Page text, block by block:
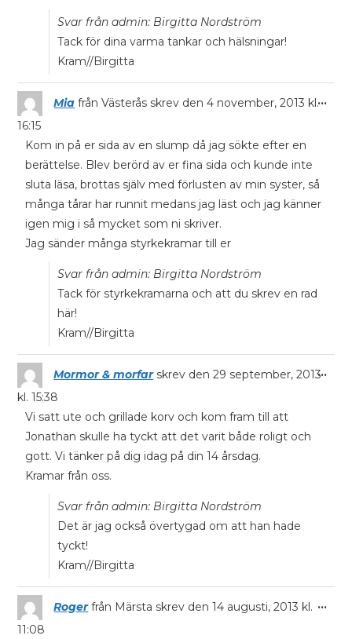
Svar från admin: Birgitta Nordström
Tack för dina varma tankar och hälsningar!
Kram//Birgitta
Mia från Västerås skrev den 4 november, 2013 kl.
16:15
Kom in på er sida av en slump då jag sökte efter en
berättelse. Blev berörd av er fina sida och kunde inte
sluta läsa, brottas själv med förlusten av min syster, så
många tårar har runnit medans jag läst och jag känner
igen mig i så mycket som ni skriver.
Jag sänder många styrkekramar till er
Svar från admin: Birgitta Nordström
Tack för styrkekramarna och att du skrev en rad
här!
Kram//Birgitta
...
Mormor & morfar skrev den 29 september, 2013
kl. 15:38
Vi satt ute och grillade korv och kom fram till att
Jonathan skulle ha tyckt att det varit både roligt och
gott. Vi tänker på dig idag på din 14 årsdag.
Kramar från oss.
Svar från admin: Birgitta Nordström
Det är jag också övertygad om att han hade
tyckt!
Kram//Birgitta
...
Roger från Märsta skrev den 14 augusti, 2013 kl.
11:08
...